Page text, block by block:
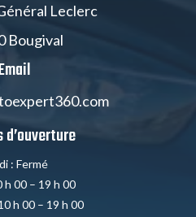
Leclerc
Bougival
d’ouverture
: Fermé
h 00 – 19 h 00
h 00 – 19 h 00